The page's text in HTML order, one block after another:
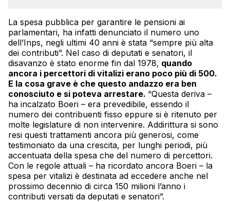
La spesa pubblica per garantire le pensioni ai
parlamentari, ha infatti denunciato il numero uno
dell’Inps, negli ultimi 40 anni è stata “sempre più alta
dei contributi”. Nel caso di deputati e senatori, il
disavanzo è stato enorme fin dal 1978, quando
ancora i percettori di vitalizi erano poco più di 500.
E la cosa grave è che questo andazzo era ben
conosciuto e si poteva arrestare. “Questa deriva –
ha incalzato Boeri – era prevedibile, essendo il
numero dei contribuenti fisso eppure si è ritenuto per
molte legislature di non intervenire. Addirittura si sono
resi questi trattamenti ancora più generosi, come
testimoniato da una crescita, per lunghi periodi, più
accentuata della spesa che del numero di percettori.
Con le regole attuali – ha ricordato ancora Boeri – la
spesa per vitalizi è destinata ad eccedere anche nel
prossimo decennio di circa 150 milioni l’anno i
contributi versati da deputati e senatori”.